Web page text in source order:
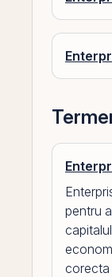
pentru
corecta